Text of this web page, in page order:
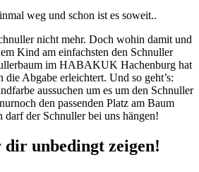
weg und schon ist es soweit..
nicht mehr. Doch wohin damit und
Kind am einfachsten den Schnuller
im HABAKUK Hachenburg hat
Abgabe erleichtert. Und so geht’s:
aussuchen um es um den Schnuller
den passenden Platz am Baum
darf der Schnuller bei uns hängen!
dir unbedingt zeigen!